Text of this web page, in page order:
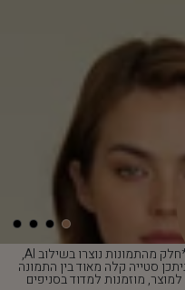
*חלק מהתמונות נוצרו בשילוב AI,
סטייה קלה מאוד בין התמונה
למוצר, מוזמנות למדוד בסניפים